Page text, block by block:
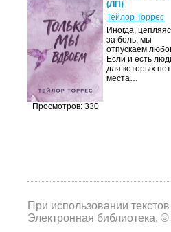
Просмотров: 330
(ЛП)
Тейлор Торрес
Иногда,
за боль, мы
отпускаем
Если и есть
для которых нет
места…
При использовании
Электронная библиотека,